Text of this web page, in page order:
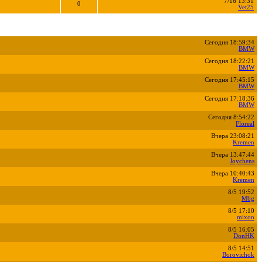
0
Vet25
Сегодня 18:59:34
BMW
Сегодня 18:22:21
BMW
Сегодня 17:45:15
BMW
Сегодня 17:18:36
BMW
Сегодня 8:54:22
Floreal
Вчера 23:08:21
Kremen
Вчера 13:47:44
Joychens
Вчера 10:40:43
Kremen
8/5 19:52
Mbg
8/5 17:10
mixon
8/5 16:05
DonHK
8/5 14:51
Borovichok